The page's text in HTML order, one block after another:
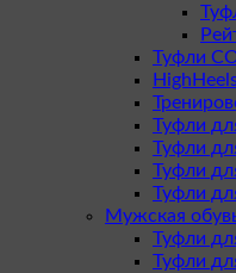
Туфли
Туфли
Туфли
Туфли
Туфли
Мужская
Туфли
Туфли